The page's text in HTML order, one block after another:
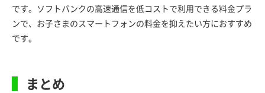
です。ソフトバンクの高速通信を低コストで利用できる料金プラ
ンで、お子さまのスマートフォンの料金を抑えたい方におすすめ
です。
まとめ